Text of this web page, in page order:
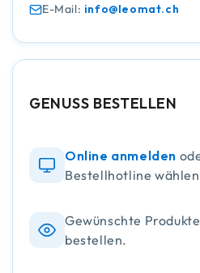
E-Mail: info@leomat.ch
GENUSS BESTELLEN
Online anmelden
Bestellhotline
Gewünschte
bestellen.